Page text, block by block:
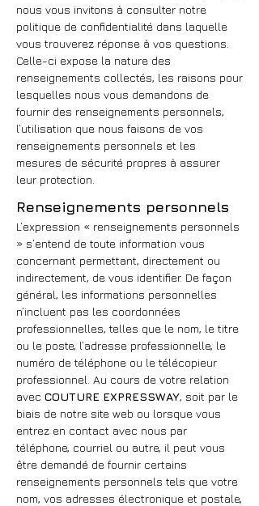
nous vous invitons à consulter notre
politique de confidentialité dans laquelle
vous trouverez réponse à vos questions.
Celle-ci expose la nature des
renseignements collectés, les raisons pour
lesquelles nous vous demandons de
fournir des renseignements personnels,
l’utilisation que nous faisons de vos
renseignements personnels et les
mesures de sécurité propres à assurer
leur protection.
Renseignements personnels
L’expression « renseignements personnels
» s’entend de toute information vous
concernant permettant, directement ou
indirectement, de vous identifier. De façon
général, les informations personnelles
n’incluent pas les coordonnées
professionnelles, telles que le nom, le titre
ou le poste, l’adresse professionnelle, le
numéro de téléphone ou le télécopieur
professionnel. Au cours de votre relation
avec COUTURE EXPRESSWAY, soit par le
biais de notre site web ou lorsque vous
entrez en contact avec nous par
téléphone, courriel ou autre, il peut vous
être demandé de fournir certains
renseignements personnels tels que votre
nom, vos adresses électronique et postale,